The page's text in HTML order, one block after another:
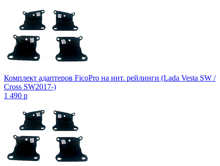
Комплект адаптеров FicoPro на инт. рейлинги (Lada Vesta SW /
Cross SW2017-)
1 490 p